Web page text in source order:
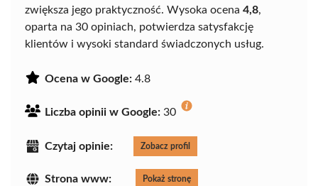
zwiększa jego praktyczność. Wysoka ocena 4,8,
oparta na 30 opiniach, potwierdza satysfakcję
klientów i wysoki standard świadczonych usług.
Ocena w Google: 4.8
Liczba opinii w Google: 30
Czytaj opinie: Zobacz profil
Strona www: Pokaż stronę